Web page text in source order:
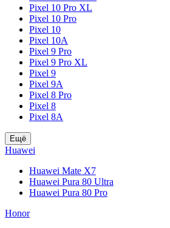
Pixel 10 Pro XL
Pixel 10 Pro
Pixel 10
Pixel 10A
Pixel 9 Pro
Pixel 9 Pro XL
Pixel 9
Pixel 9A
Pixel 8 Pro
Pixel 8
Pixel 8A
Ещё
Huawei
Huawei Mate X7
Huawei Pura 80 Ultra
Huawei Pura 80 Pro
Honor